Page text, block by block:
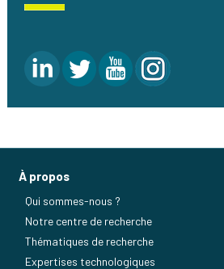
À propos
Qui sommes-nous ?
Notre centre de recherche
Thématiques de recherche
Expertises technologiques